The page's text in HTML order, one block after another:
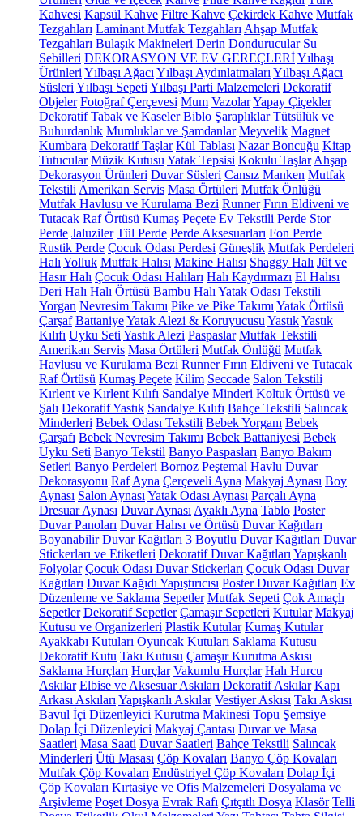
Kahvesi Kapsül Kahve Filtre Kahve Çekirdek Kahve Mutfak
Tezgahları Laminant Mutfak Tezgahları Ahşap Mutfak
Tezgahları Bulaşık Makineleri Derin Dondurucular Su
Sebilleri DEKORASYON VE EV GEREÇLERİYılbaşı
Ürünleri Yılbaşı Ağacı Yılbaşı Aydınlatmaları Yılbaşı Ağacı
Süsleri Yılbaşı Sepeti Yılbaşı Parti Malzemeleri Dekoratif
Objeler Fotoğraf Çerçevesi Mum VazolarYapay Çiçekler
Dekoratif Tabak ve Kaseler Biblo Şaraplıklar Tütsülük ve
Buhurdanlık Mumluklar ve Şamdanlar Meyvelik Magnet
Kumbara Dekoratif Taşlar Kül Tablası Nazar Boncuğu Kitap
Tutucular Müzik Kutusu Yatak Tepsisi Kokulu Taşlar Ahşap
Dekorasyon Ürünleri Duvar Süsleri Cansız Manken Mutfak
Tekstili Amerikan Servis Masa Örtüleri Mutfak Önlüğü
Mutfak Havlusu ve Kurulama Bezi Runner Fırın Eldiveni ve
Tutacak Raf Örtüsü Kumaş Peçete Ev Tekstili Perde Stor
Perde Jaluziler Tül Perde Perde Aksesuarları Fon Perde
Rustik Perde Çocuk Odası Perdesi Güneşlik Mutfak Perdeleri
Halı Yolluk Mutfak Halısı Makine Halısı Shaggy Halı Jüt ve
Hasır Halı Çocuk Odası Halıları Halı Kaydırmazı El Halısı
Deri Halı Halı Örtüsü Bambu Halı Yatak Odası Tekstili
Yorgan Nevresim Takımı Pike ve Pike Takımı Yatak Örtüsü
Çarşaf BattaniyeYatak Alezi & Koruyucusu YastıkYastık
Kılıfı Uyku Seti Yastık Alezi Paspaslar Mutfak Tekstili
Amerikan Servis Masa Örtüleri Mutfak Önlüğü Mutfak
Havlusu ve Kurulama Bezi Runner Fırın Eldiveni ve Tutacak
Raf Örtüsü Kumaş Peçete Kilim Seccade Salon Tekstili
Kırlent ve Kırlent Kılıfı Sandalye Minderi Koltuk Örtüsü ve
Şalı Dekoratif Yastık Sandalye Kılıfı Bahçe Tekstili Salıncak
Minderleri Bebek Odası Tekstili Bebek Yorganı Bebek
Çarşafı Bebek Nevresim Takımı Bebek Battaniyesi Bebek
Uyku Seti Banyo Tekstil Banyo Paspasları Banyo Bakım
Setleri Banyo Perdeleri Bornoz Peştemal Havlu Duvar
Dekorasyonu Raf Ayna Çerçeveli Ayna Makyaj Aynası Boy
Aynası Salon Aynası Yatak Odası Aynası Parçalı Ayna
Dresuar Aynası Duvar Aynası Ayaklı Ayna Tablo Poster
Duvar Panoları Duvar Halısı ve Örtüsü Duvar Kağıtları
Boyanabilir Duvar Kağıtları 3 Boyutlu Duvar Kağıtları Duvar
Stickerları ve Etiketleri Dekoratif Duvar Kağıtları Yapışkanlı
Folyolar Çocuk Odası Duvar Stickerları Çocuk Odası Duvar
Kağıtları Duvar Kağıdı Yapıştırıcısı Poster Duvar Kağıtları Ev
Düzenleme ve Saklama Sepetler Mutfak Sepeti Çok Amaçlı
Sepetler Dekoratif Sepetler Çamaşır Sepetleri Kutular Makyaj
Kutusu ve Organizerleri Plastik Kutular Kumaş Kutular
Ayakkabı Kutuları Oyuncak Kutuları Saklama Kutusu
Dekoratif Kutu Takı Kutusu Çamaşır Kurutma Askısı
Saklama Hurçları Hurçlar Vakumlu Hurçlar Halı Hurcu
Askılar Elbise ve Aksesuar Askıları Dekoratif Askılar Kapı
Arkası Askıları Yapışkanlı Askılar Vestiyer Askısı Takı Askısı
Bavul İçi Düzenleyici Kurutma Makinesi Topu Şemsiye
Dolap İçi Düzenleyici Makyaj Çantası Duvar ve Masa
Saatleri Masa Saati Duvar Saatleri Bahçe Tekstili Salıncak
Minderleri Ütü Masası Çöp Kovaları Banyo Çöp Kovaları
Mutfak Çöp Kovaları Endüstriyel Çöp Kovaları Dolap İçi
Çöp Kovaları Kırtasiye ve Ofis Malzemeleri Dosyalama ve
Arşivleme Poşet Dosya Evrak Rafı Çıtçıtlı Dosya Klasör Telli